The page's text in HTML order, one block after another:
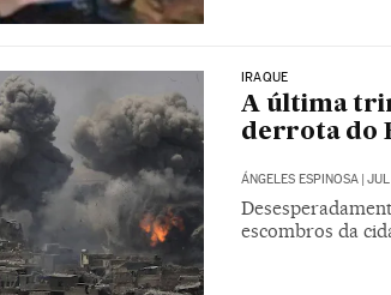
IRAQUE
A última
derrota do
ÁNGELES ESPINOSA |
escombros da